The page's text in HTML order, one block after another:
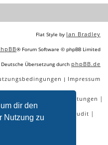
dir den
Nutzung zu
Flat Style by Ian Bradley
® Forum Software © phpBB Limited
Deutsche Übersetzung durch phpBB.de
| Impressum
SEO Dienstleistungen |
Backlinks kaufen SEO Audit |